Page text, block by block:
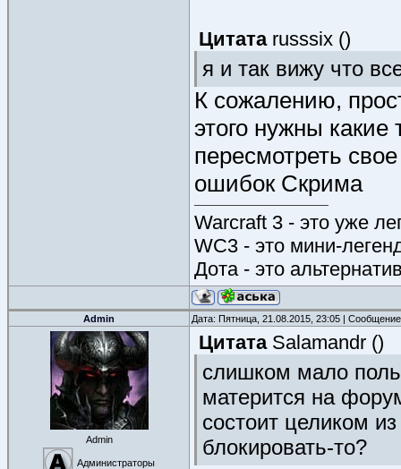
Цитата russsix ()
я и так вижу что
К сожалению,
этого нужны
пересмотреть
ошибок Скрима
Warcraft 3 - это уже
WC3 - это мини-
Дота - это
Admin Дата: Пятница, 21.08.2015, 23:05 |
Admin
Администраторы
Цитата Salamandr ()
слишком мало
матерится на
состоит целиком
блокировать-то?